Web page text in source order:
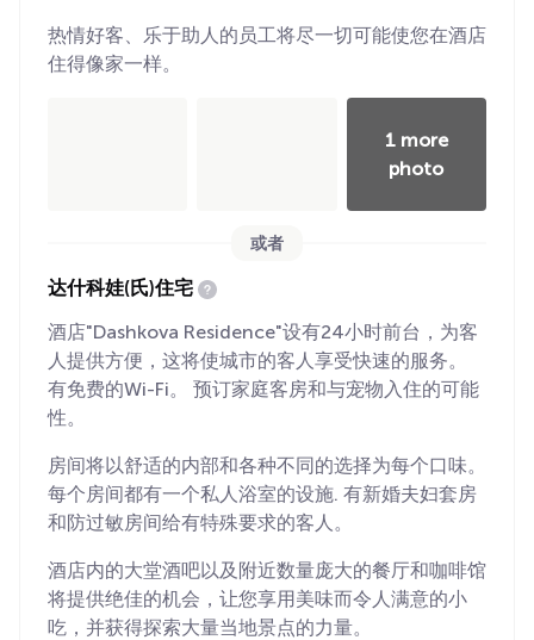
热情好客、乐于助人的员工将尽一切可能使您在酒店
住得像家一样。
1 more
photo
或者
达什科娃(氏)住宅
酒店"Dashkova Residence"设有24小时前台，为客
人提供方便，这将使城市的客人享受快速的服务。
有免费的Wi-Fi。 预订家庭客房和与宠物入住的可能
性。
房间将以舒适的内部和各种不同的选择为每个口味。
每个房间都有一个私人浴室的设施. 有新婚夫妇套房
和防过敏房间给有特殊要求的客人。
酒店内的大堂酒吧以及附近数量庞大的餐厅和咖啡馆
将提供绝佳的机会，让您享用美味而令人满意的小
吃，并获得探索大量当地景点的力量。